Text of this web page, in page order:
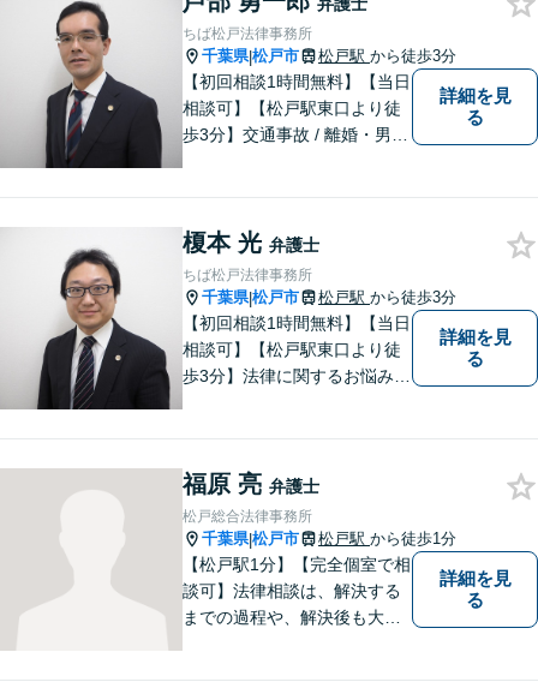
能】お客様に寄り添い、スピ
ーディーな解決策を実行しま
す。
ちば松戸法律事務所
千葉県|松戸市 松戸駅 から徒歩3分
【初回相談1時間無料】【当日
相談可】【松戸駅東口より徒
歩3分】交通事故 / 離婚・男女
ます。ぜひ、お気軽にお越し
ください。
詳細を見
る
榎本 光 弁護士
ちば松戸法律事務所
千葉県|松戸市 松戸駅 から徒歩3分
【初回相談1時間無料】【当日
相談可】【松戸駅東口より徒
歩3分】法律に関するお悩みを
ビスを提供致します。
詳細を見
る
福原 亮 弁護士
松戸総合法律事務所
千葉県|松戸市 松戸駅 から徒歩1分
【松戸駅1分】【完全個室で相
談可】法律相談は、解決する
までの過程や、解決後も大切
詳細を見
る